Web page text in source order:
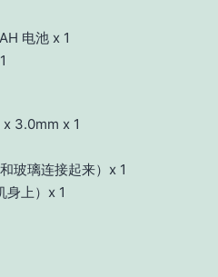
电池 x 1
3.0mm x 1
玻璃连接起来）x 1
身上）x 1